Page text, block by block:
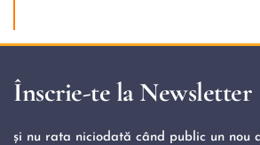
Înscrie-te la Newsletter
și nu rata niciodată când public un nou